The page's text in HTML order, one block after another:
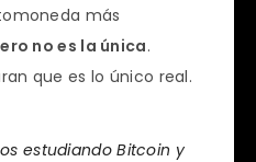
más
no es la única.
que es lo único real.
estudiando Bitcoin y